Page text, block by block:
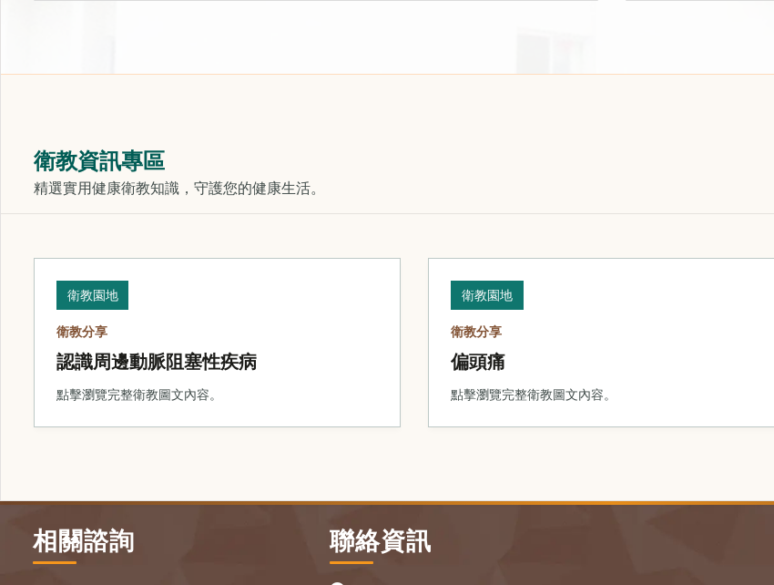
衛教資訊專區
精選實用健康衛教知識，守護您的健康生活。
衛教園地
衛教分享
認識周邊動脈阻塞性疾病
點擊瀏覽完整衛教圖文內容。
衛教園地
衛教分享
偏頭痛
點擊瀏覽完整衛教圖文內容。
相關諮詢 聯絡資訊